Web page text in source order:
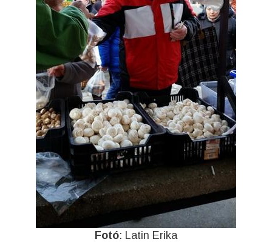
Fotó: Latin Erika